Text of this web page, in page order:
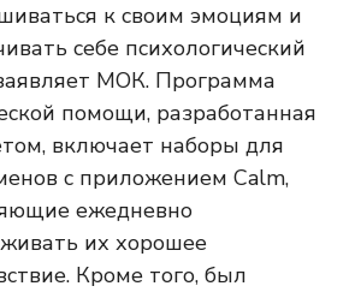
к своим эмоциям и
себе психологический
МОК. Программа
помощи, разработанная
включает наборы для
с приложением Calm,
ежедневно
их хорошее
Кроме того, был